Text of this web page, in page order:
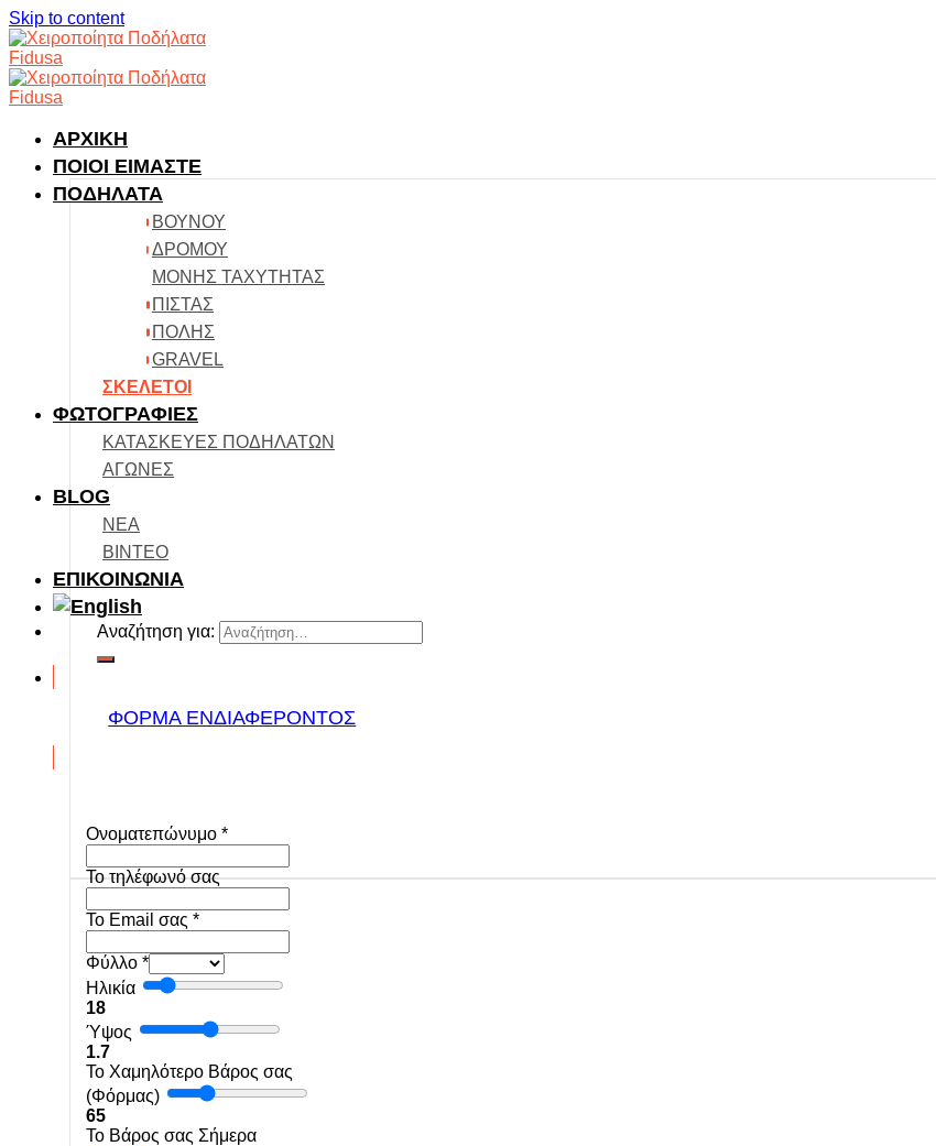
Skip to content
ΑΡΧΙΚΗ
ΠΟΙΟΙ ΕΙΜΑΣΤΕ
ΠΟΔΗΛΑΤΑ
ΒΟΥΝΟΥ
ΔΡΟΜΟΥ
ΜΟΝΗΣ ΤΑΧΥΤΗΤΑΣ
ΠΙΣΤΑΣ
ΠΟΛΗΣ
GRAVEL
ΣΚΕΛΕΤΟΙ
ΦΩΤΟΓΡΑΦΙΕΣ
ΚΑΤΑΣΚΕΥΕΣ ΠΟΔΗΛΑΤΩΝ
ΑΓΩΝΕΣ
BLOG
ΝΕΑ
ΒΙΝΤΕΟ
ΕΠΙΚΟΙΝΩΝΙΑ
Αναζήτηση για:
ΦΟΡΜΑ ΕΝΔΙΑΦΕΡΟΝΤΟΣ
Ονοματεπώνυμο *
To τηλέφωνό σας
Το Email σας *
Φύλλο *
Ηλικία
18
Ύψος
1.7
Το Χαμηλότερο Βάρος σας
(Φόρμας)
65
Το Βάρος σας Σήμερα